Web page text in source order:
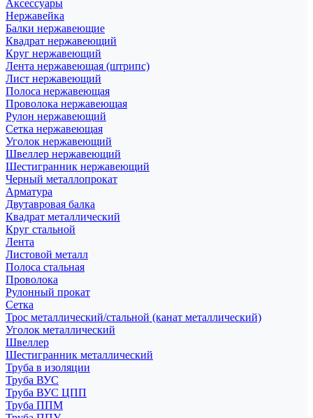
Аксессуары
Нержавейка
Балки нержавеющие
Квадрат нержавеющий
Круг нержавеющий
Лента нержавеющая (штрипс)
Лист нержавеющий
Полоса нержавеющая
Проволока нержавеющая
Рулон нержавеющий
Сетка нержавеющая
Уголок нержавеющий
Швеллер нержавеющий
Шестигранник нержавеющий
Черный металлопрокат
Арматура
Двутавровая балка
Квадрат металлический
Круг стальной
Лента
Листовой металл
Полоса стальная
Проволока
Рулонный прокат
Сетка
Трос металлический/стальной (канат металлический)
Уголок металлический
Швеллер
Шестигранник металлический
Труба в изоляции
Труба ВУС
Труба ВУС ЦПП
Труба ППМ